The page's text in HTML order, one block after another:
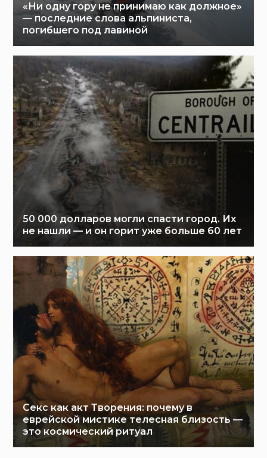
«Ни одну гору не принимаю как должное»
— последние слова альпиниста,
погибшего под лавиной
50 000 долларов могли спасти город. Их
не нашли — и он горит уже больше 60 лет
Секс как акт Творения: почему в
еврейской мистике телесная близость —
это космический ритуал